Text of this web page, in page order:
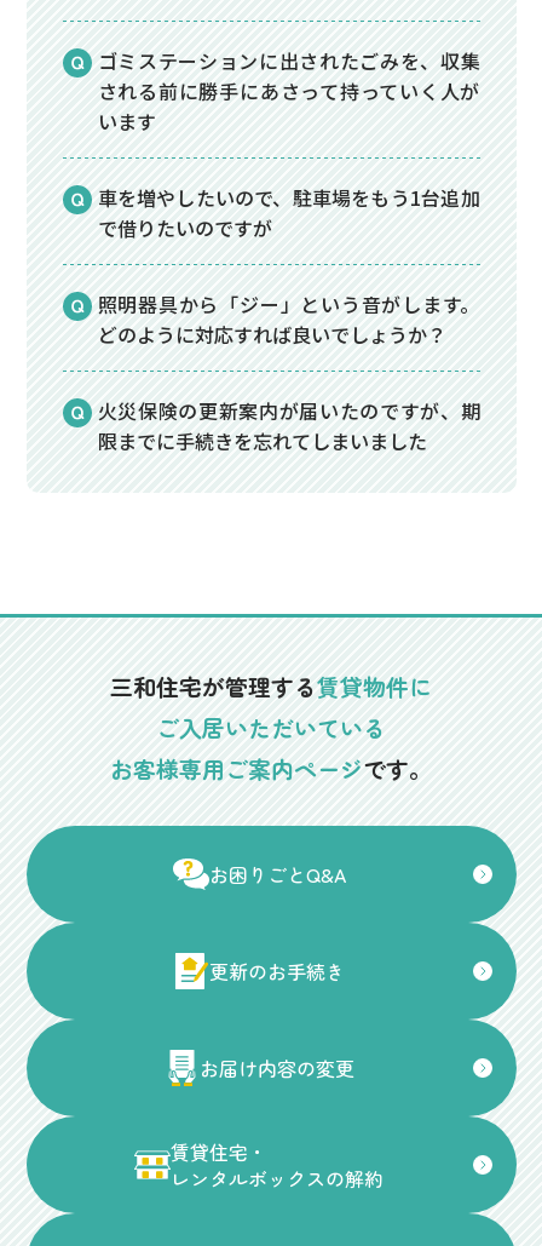
ゴミステーションに出されたごみを、収集
される前に勝手にあさって持っていく人が
います
車を増やしたいので、駐車場をもう1台追加
で借りたいのですが
照明器具から「ジー」という音がします。
どのように対応すれば良いでしょうか？
火災保険の更新案内が届いたのですが、期
限までに手続きを忘れてしまいました
三和住宅が管理する賃貸物件に
ご入居いただいている
お客様専用ご案内ページです。
お困りごとQ&A
更新のお手続き
お届け内容の変更
賃貸住宅・
レンタルボックスの解約